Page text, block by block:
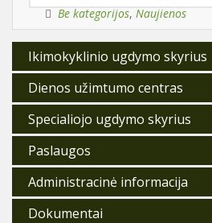
Be kategorijos, Naujienos
Ikimokyklinio ugdymo skyrius
Dienos užimtumo centras
Specialiojo ugdymo skyrius
Paslaugos
Administracinė informacija
Dokumentai